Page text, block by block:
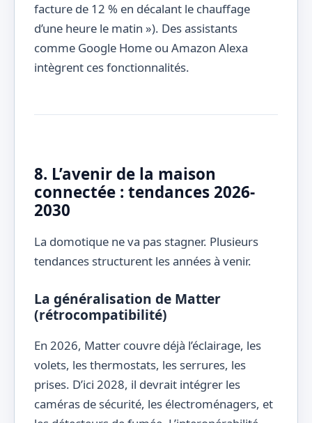
facture de 12 % en décalant le chauffage
d’une heure le matin »). Des assistants
comme Google Home ou Amazon Alexa
intègrent ces fonctionnalités.
8. L’avenir de la maison
connectée : tendances 2026-
2030
La domotique ne va pas stagner. Plusieurs
tendances structurent les années à venir.
La généralisation de Matter
(rétrocompatibilité)
En 2026, Matter couvre déjà l’éclairage, les
volets, les thermostats, les serrures, les
prises. D’ici 2028, il devrait intégrer les
caméras de sécurité, les électroménagers, et